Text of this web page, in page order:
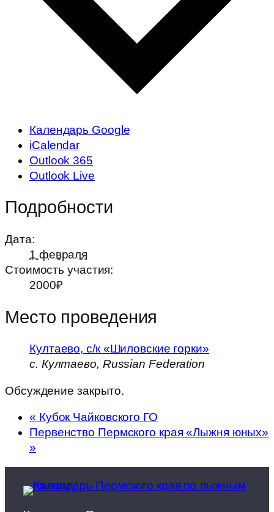
Календарь Google
iCalendar
Outlook 365
Outlook Live
Подробности
Дата:
1 февраля
Стоимость участия:
2000₽
Место проведения
Култаево, с/к «Шиловские горки»
с. Култаево, Russian Federation
Обсуждение закрыто.
« Кубок Чайковского ГО
Первенство Пермского края «Лыжня юных»
»